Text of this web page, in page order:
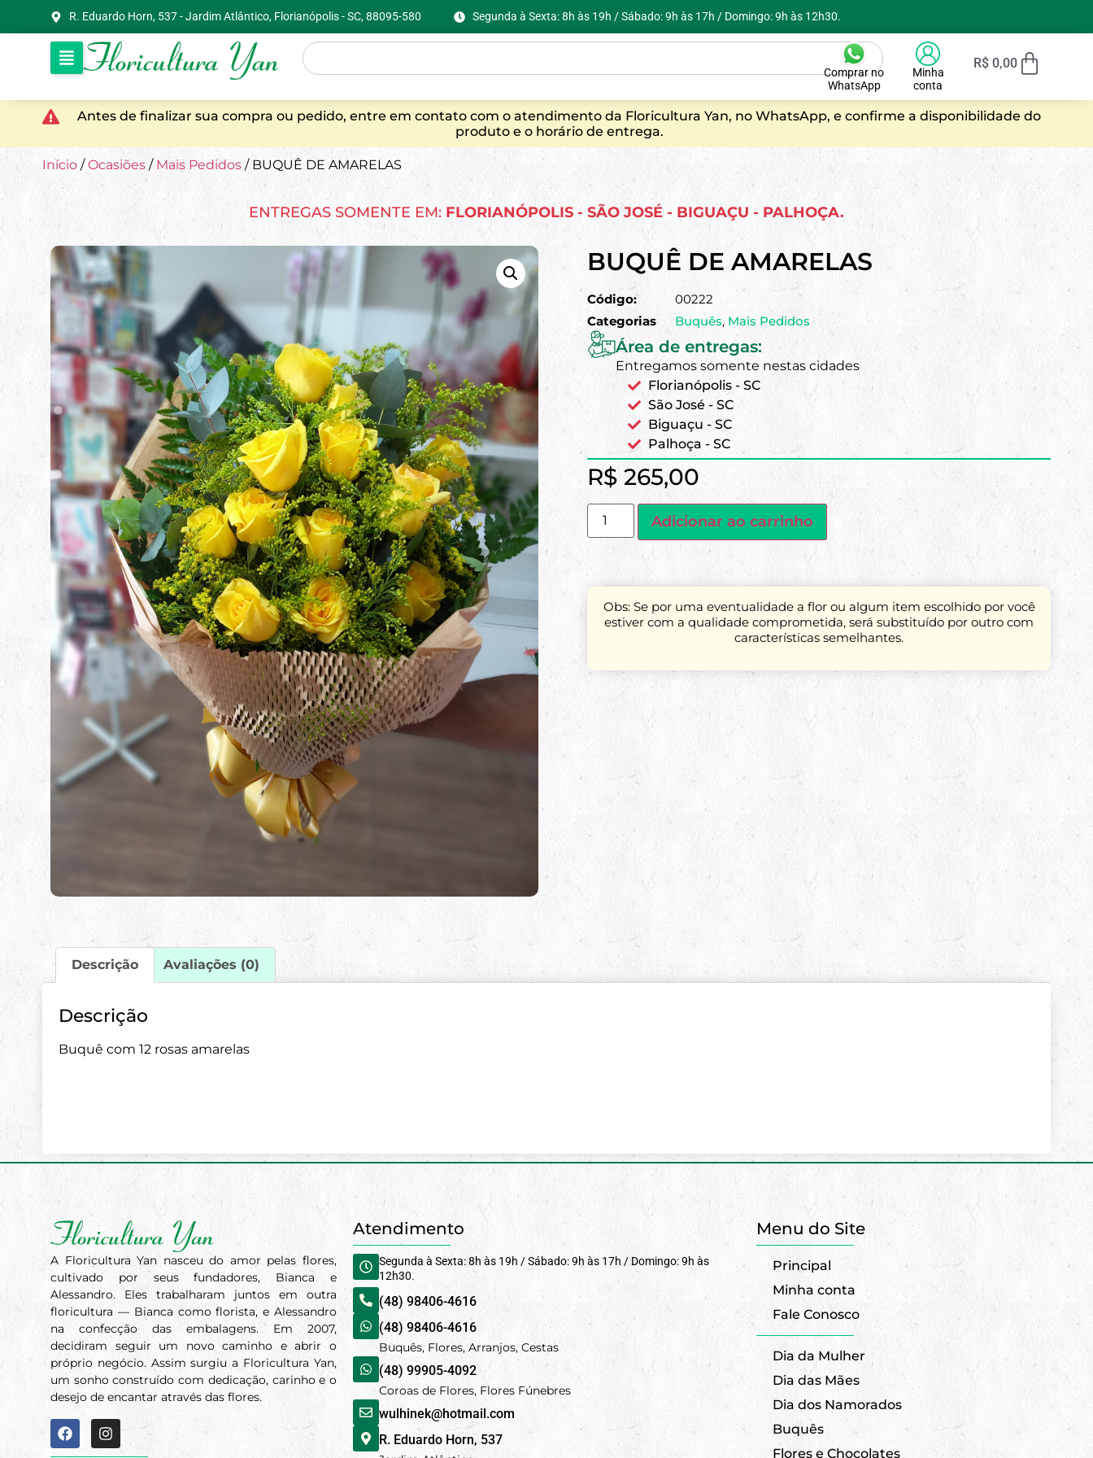
R. Eduardo Horn, 537 - Jardim Atlântico, Florianópolis - SC, 88095-580 Segunda à Sexta: 8h às 19h / Sábado: 9h às 17h / Domingo: 9h às 12h30.
Comprar no
WhatsApp
Minha
conta
R$ 0,00
Antes de finalizar sua compra ou pedido, entre em contato com o atendimento da Floricultura Yan, no WhatsApp, e confirme a disponibilidade do
produto e o horário de entrega.
Início /Ocasiões / Mais Pedidos / BUQUÊ DE AMARELAS
ENTREGAS SOMENTE EM: FLORIANÓPOLIS - SÃO JOSÉ - BIGUAÇU - PALHOÇA.
BUQUÊ DE AMARELAS
Código:
00222
Categorias
Buquês, Mais Pedidos
Área de entregas:
Entregamos somente nestas cidades
Florianópolis - SC
São José - SC
Biguaçu - SC
Palhoça - SC
R$ 265,00
Adicionar ao carrinho
Obs: Se por uma eventualidade a flor ou algum item escolhido por você
estiver com a qualidade comprometida, será substituído por outro com
características semelhantes.
Descrição Avaliações (0)
Descrição
Buquê com 12 rosas amarelas
A Floricultura Yan nasceu do amor pelas flores,
cultivado por seus fundadores, Bianca e
Alessandro. Eles trabalharam juntos em outra
floricultura — Bianca como florista, e Alessandro
na confecção das embalagens. Em 2007,
decidiram seguir um novo caminho e abrir o
próprio negócio. Assim surgiu a Floricultura Yan,
um sonho construído com dedicação, carinho e o
desejo de encantar através das flores.
Atendimento
Segunda à Sexta: 8h às 19h / Sábado: 9h às 17h / Domingo: 9h às
12h30.
(48) 98406-4616
(48) 98406-4616
Buquês, Flores, Arranjos, Cestas
(48) 99905-4092
Coroas de Flores, Flores Fúnebres
wulhinek@hotmail.com
R. Eduardo Horn, 537
Menu do Site
Principal
Minha conta
Fale Conosco
Dia da Mulher
Dia das Mães
Dia dos Namorados
Buquês
Flores e Chocolates